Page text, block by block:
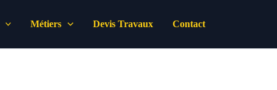
Métiers Devis Travaux Contact